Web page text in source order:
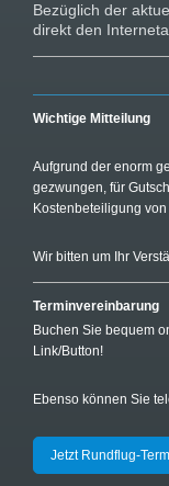
Bezüglich der
direkt den
Wichtige Mitteilung
Aufgrund der enorm
gezwungen, für
Kostenbeteiligung
Wir bitten um Ihr
Terminvereinbarung
Buchen Sie bequem
Link/Button!
Ebenso können Sie
Jetzt Rundflug-